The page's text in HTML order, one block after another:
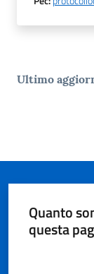
Ultimo
Quanto
questa